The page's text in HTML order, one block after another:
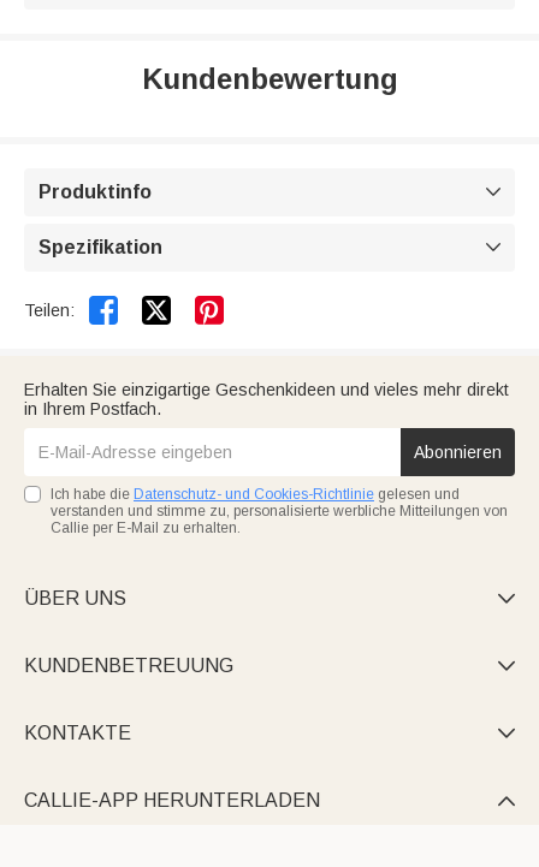
Kundenbewertung
Produktinfo 
Spezifikation 
Teilen:  
Erhalten Sie einzigartige Geschenkideen und vieles mehr direkt
in Ihrem Postfach.
Abonnieren
Ich habe die Datenschutz- und Cookies-Richtlinie gelesen und
verstanden und stimme zu, personalisierte werbliche Mitteilungen von
Callie per E-Mail zu erhalten.
ÜBER UNS 
KUNDENBETREUUNG 
KONTAKTE 
CALLIE-APP HERUNTERLADEN 